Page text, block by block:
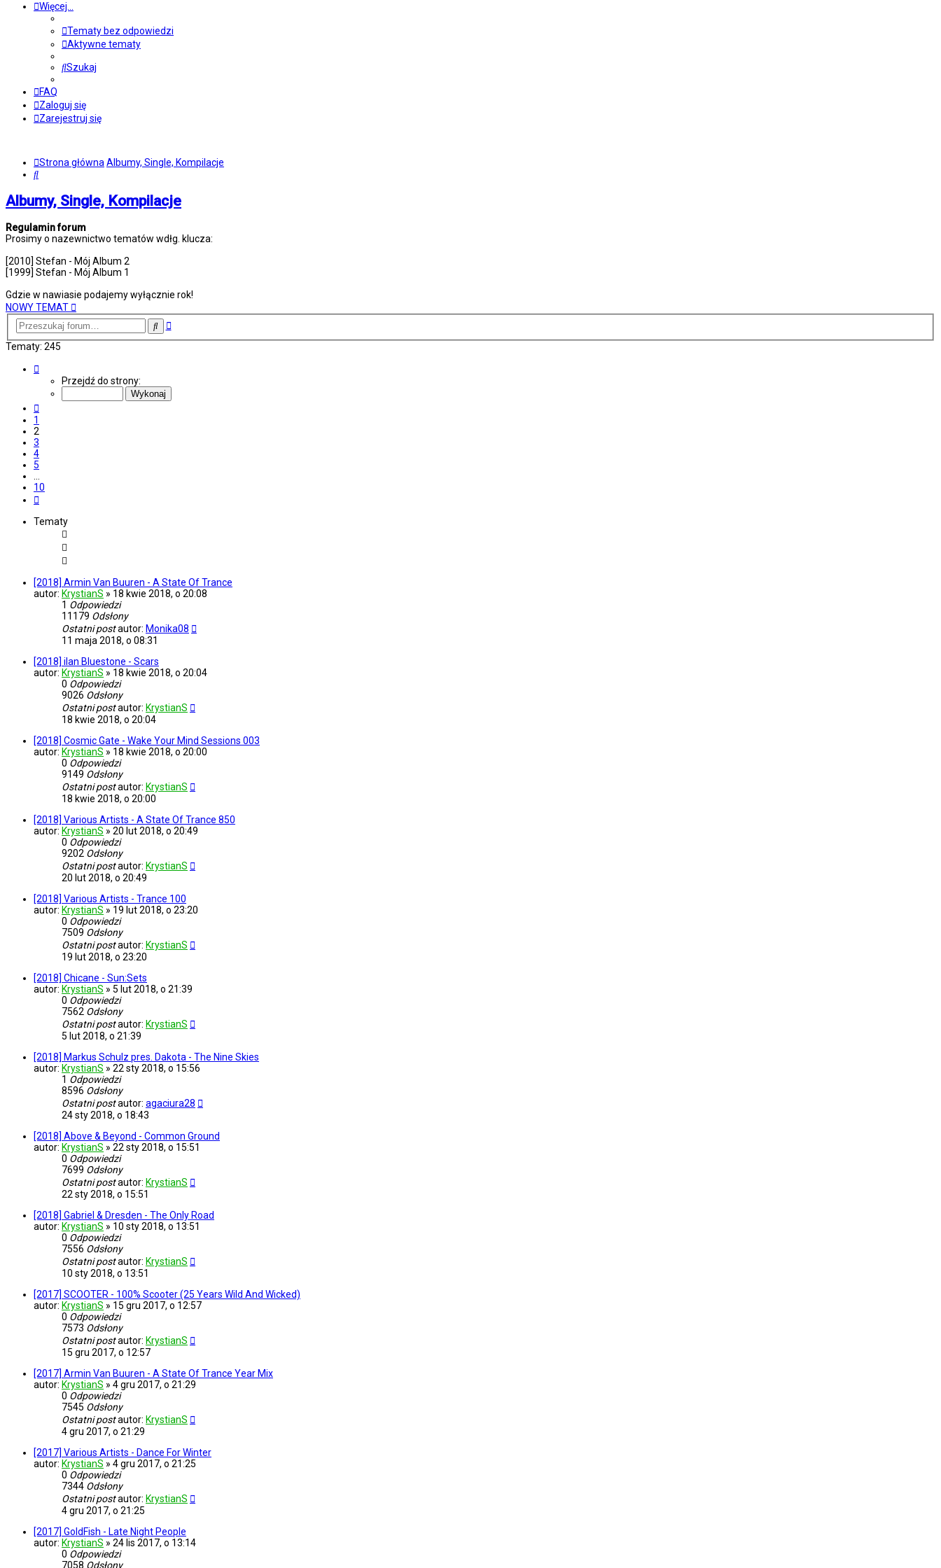
Więcej…
Tematy bez odpowiedzi
Aktywne tematy
Szukaj
FAQ
Zaloguj się
Zarejestruj się
Strona główna Albumy, Single, Kompilacje
Szukaj
Albumy, Single, Kompilacje
Regulamin forum
Prosimy o nazewnictwo tematów wdłg. klucza:
[2010] Stefan - Mój Album 2
[1999] Stefan - Mój Album 1
Gdzie w nawiasie podajemy wyłącznie rok!
NOWY TEMAT
SzukajWyszukiwanie
Tematy: 245
Przejdź do strony:
1
2
3
4
5
…
10
Tematy
[2018] Armin Van Buuren - A State Of Trance
autor: KrystianS » 18 kwie 2018, o 20:08
1 Odpowiedzi
11179 Odsłony
Ostatni postautor: Monika08
11 maja 2018, o 08:31
[2018] ilan Bluestone - Scars
autor: KrystianS » 18 kwie 2018, o 20:04
0 Odpowiedzi
9026 Odsłony
Ostatni postautor: KrystianS
18 kwie 2018, o 20:04
[2018] Cosmic Gate - Wake Your Mind Sessions 003
autor: KrystianS » 18 kwie 2018, o 20:00
0 Odpowiedzi
9149 Odsłony
Ostatni postautor: KrystianS
18 kwie 2018, o 20:00
[2018] Various Artists - A State Of Trance 850
autor: KrystianS » 20 lut 2018, o 20:49
0 Odpowiedzi
9202 Odsłony
Ostatni postautor: KrystianS
20 lut 2018, o 20:49
[2018] Various Artists - Trance 100
autor: KrystianS » 19 lut 2018, o 23:20
0 Odpowiedzi
7509 Odsłony
Ostatni postautor: KrystianS
19 lut 2018, o 23:20
[2018] Chicane - Sun:Sets
autor: KrystianS » 5 lut 2018, o 21:39
0 Odpowiedzi
7562 Odsłony
Ostatni postautor: KrystianS
5 lut 2018, o 21:39
[2018] Markus Schulz pres. Dakota - The Nine Skies
autor: KrystianS » 22 sty 2018, o 15:56
1 Odpowiedzi
8596 Odsłony
Ostatni postautor: agaciura28
24 sty 2018, o 18:43
[2018] Above & Beyond - Common Ground
autor: KrystianS » 22 sty 2018, o 15:51
0 Odpowiedzi
7699 Odsłony
Ostatni postautor: KrystianS
22 sty 2018, o 15:51
[2018] Gabriel & Dresden - The Only Road
autor: KrystianS » 10 sty 2018, o 13:51
0 Odpowiedzi
7556 Odsłony
Ostatni postautor: KrystianS
10 sty 2018, o 13:51
[2017] SCOOTER - 100% Scooter (25 Years Wild And Wicked)
autor: KrystianS » 15 gru 2017, o 12:57
0 Odpowiedzi
7573 Odsłony
Ostatni postautor: KrystianS
15 gru 2017, o 12:57
[2017] Armin Van Buuren - A State Of Trance Year Mix
autor: KrystianS » 4 gru 2017, o 21:29
0 Odpowiedzi
7545 Odsłony
Ostatni postautor: KrystianS
4 gru 2017, o 21:29
[2017] Various Artists - Dance For Winter
autor: KrystianS » 4 gru 2017, o 21:25
0 Odpowiedzi
7344 Odsłony
Ostatni postautor: KrystianS
4 gru 2017, o 21:25
[2017] GoldFish - Late Night People
autor: KrystianS » 24 lis 2017, o 13:14
0 Odpowiedzi
7058 Odsłony